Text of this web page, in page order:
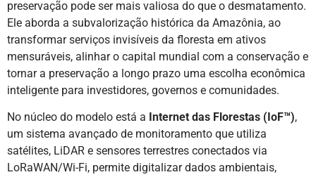
preservação pode ser mais valiosa do que o desmatamento.
Ele aborda a subvalorização histórica da Amazônia, ao
transformar serviços invisíveis da floresta em ativos
mensuráveis, alinhar o capital mundial com a conservação e
tornar a preservação a longo prazo uma escolha econômica
inteligente para investidores, governos e comunidades.
No núcleo do modelo está a Internet das Florestas (IoF™),
um sistema avançado de monitoramento que utiliza
satélites, LiDAR e sensores terrestres conectados via
LoRaWAN/Wi-Fi, permite digitalizar dados ambientais,